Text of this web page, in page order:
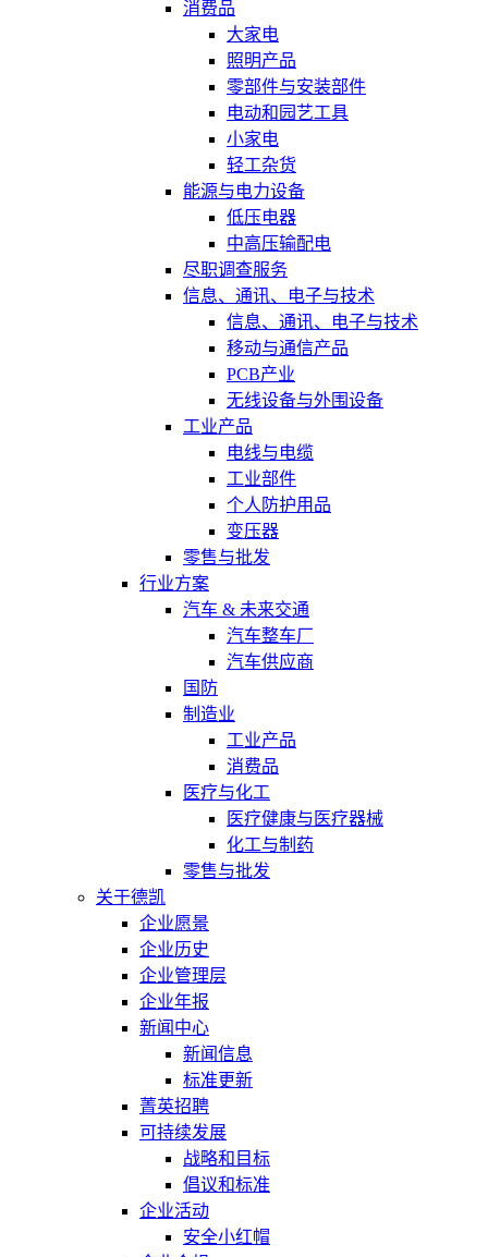
消费品
大家电
照明产品
零部件与安装部件
电动和园艺工具
小家电
轻工杂货
能源与电力设备
低压电器
中高压输配电
尽职调查服务
信息、通讯、电子与技术
信息、通讯、电子与技术
移动与通信产品
PCB产业
无线设备与外围设备
工业产品
电线与电缆
工业部件
个人防护用品
变压器
零售与批发
行业方案
汽车 & 未来交通
汽车整车厂
汽车供应商
国防
制造业
工业产品
消费品
医疗与化工
医疗健康与医疗器械
化工与制药
零售与批发
关于德凯
企业愿景
企业历史
企业管理层
企业年报
新闻中心
新闻信息
标准更新
菁英招聘
可持续发展
战略和目标
倡议和标准
企业活动
安全小红帽